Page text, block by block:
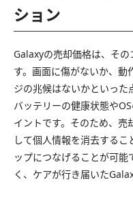
ション
Galaxyの売却価格は、そ
す。画面に傷がないか、動
ジの兆候はないかといった
バッテリーの健康状態や
イントです。そのため、
して個人情報を消去する
ップにつなげることが可能
く、ケアが行き届いた